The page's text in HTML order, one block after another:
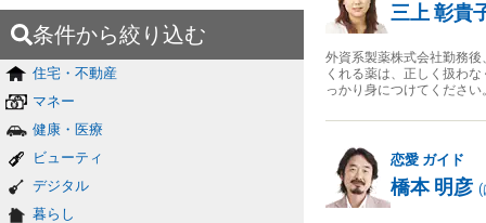
条件から絞り込む
住宅・不動産
マネー
健康・医療
ビューティ
デジタル
暮らし
三上 彰貴
外資系製薬株式会社勤務
くれる薬は、正しく扱わ
っかり身につけてください
恋愛 ガイド
橋本 明彦 (